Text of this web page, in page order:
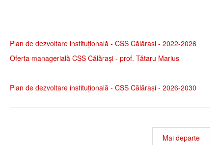
Plan de dezvoltare instituțională - CSS Călărași - 2022-2026
Oferta managerială CSS Călărași - prof. Tătaru Marius
Plan de dezvoltare instituțională - CSS Călărași - 2026-2030
Mai departe